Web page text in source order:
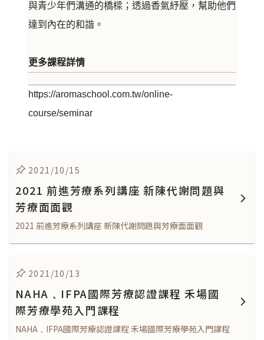
與青少年們溝通的橋樑；透過香氣紓壓，幫助他們
達到內在的和諧。
更多課程詳情
https://aromaschool.com.tw/online-
course/seminar
2021/10/15
2021 前進芳療系列講座 新陳代謝問題與
芳療面面觀
2021 前進芳療系列講座 新陳代謝問題與芳療面面觀
2021/10/13
NAHA﹑IFPA國際芳療認證課程 禾場國
際芳療學苑入門課程
NAHA﹑IFPA國際芳療認證課程 禾場國際芳療學苑入門課程